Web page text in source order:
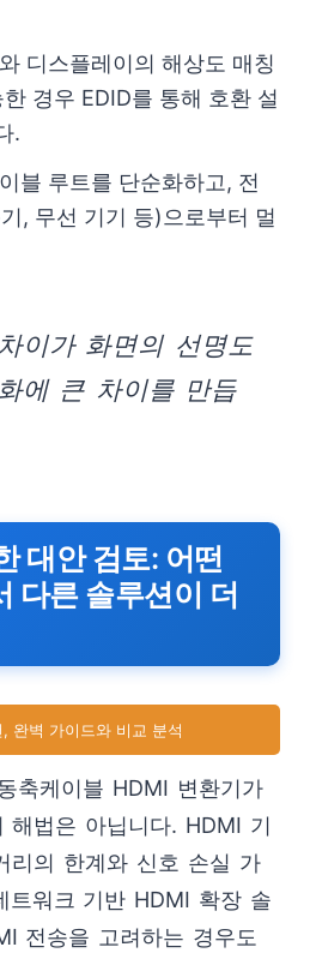
디스플레이의 해상도 매칭
경우 EDID를 통해 호환 설
.
블 루트를 단순화하고, 전
, 무선 기기 등)으로부터 멀
이가 화면의 선명도
에 큰 차이를 만듭
대안 검토: 어떤
다른 솔루션이 더
완벽 가이드와 비교 분석
축케이블 HDMI 변환기가
해법은 아닙니다. HDMI 기
리의 한계와 신호 손실 가
트워크 기반 HDMI 확장 솔
전송을 고려하는 경우도